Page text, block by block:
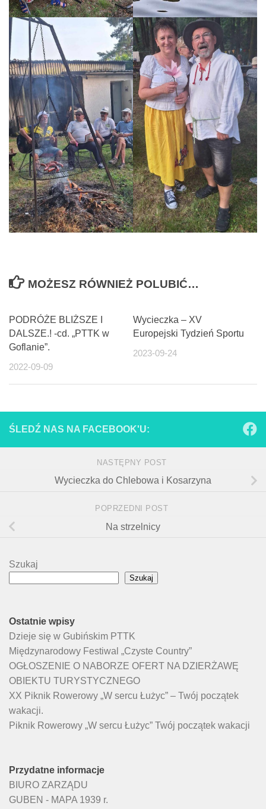
MOŻESZ RÓWNIEŻ POLUBIĆ…
PODRÓŻE BLIŻSZE I
DALSZE.! -cd. „PTTK w
Goflanie”.
2022-09-09
Wycieczka – XV
Europejski Tydzień Sportu
2023-09-24
ŚLEDŹ NAS NA FACEBOOK'U:
NASTĘPNY POST
Wycieczka do Chlebowa i Kosarzyna
POPRZEDNI POST
Na strzelnicy
Szukaj
Szukaj
Ostatnie wpisy
Dzieje się w Gubińskim PTTK
Międzynarodowy Festiwal „Czyste Country”
OGŁOSZENIE O NABORZE OFERT NA DZIERŻAWĘ
OBIEKTU TURYSTYCZNEGO
XX Piknik Rowerowy „W sercu Łużyc” – Twój początek
wakacji.
Piknik Rowerowy „W sercu Łużyc” Twój początek wakacji
Przydatne informacje
BIURO ZARZĄDU
GUBEN - MAPA 1939 r.